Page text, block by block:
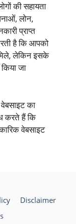
की सहायता
लोन,
प्राप्त
है कि आपको
लेकिन इसके
जा
का
करते हैं कि
वेबसाइट
Disclaimer